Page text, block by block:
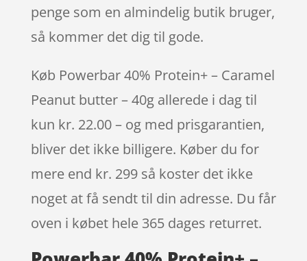
penge som en almindelig butik bruger,
så kommer det dig til gode.
Køb Powerbar 40% Protein+ – Caramel
Peanut butter – 40g allerede i dag til
kun kr. 22.00 – og med prisgarantien,
bliver det ikke billigere. Køber du for
mere end kr. 299 så koster det ikke
noget at få sendt til din adresse. Du får
oven i købet hele 365 dages returret.